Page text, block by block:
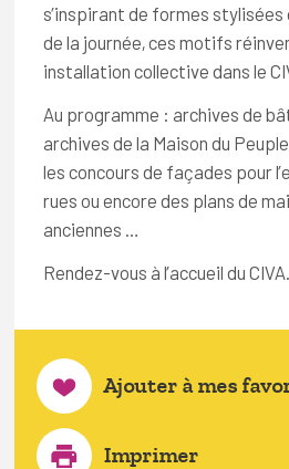
s’inspirant de formes stylisées
de la journée, ces motifs
installation collective dans le
Au programme : archives de
archives de la Maison du
les concours de façades pour
rues ou encore des plans de
anciennes …
Rendez-vous à l’accueil du CIVA.
Ajouter à mes
Imprimer